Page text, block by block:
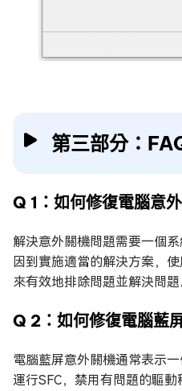
第三部分：
Q 1：如何修復電腦意
解決意外關機問題需要一個
因到實施適當的解決方案，
來有效地排除問題並解決問題
Q 2：如何修復電腦藍
電腦藍屏意外關機通常表示
運行SFC，禁用有問題的驅